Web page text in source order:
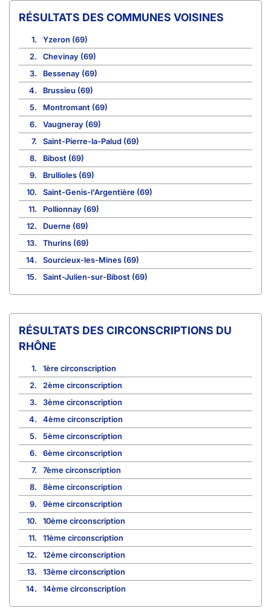
COMMUNES VOISINES
1.
Yzeron (69)
2.
Chevinay (69)
3.
Bessenay (69)
4.
Brussieu (69)
5.
Montromant (69)
6.
Vaugneray (69)
7.
Saint-Pierre-la-Palud (69)
8.
Bibost (69)
9.
Brullioles (69)
10.
Saint-Genis-l'Argentière (69)
11.
Pollionnay (69)
12.
Duerne (69)
13.
Thurins (69)
14.
Sourcieux-les-Mines (69)
15.
Saint-Julien-sur-Bibost (69)
CIRCONSCRIPTIONS DU
RHÔNE
1.
1ère circonscription
2.
2ème circonscription
3.
3ème circonscription
4.
4ème circonscription
5.
5ème circonscription
6.
6ème circonscription
7.
7ème circonscription
8.
8ème circonscription
9.
9ème circonscription
10.
10ème circonscription
11.
11ème circonscription
12.
12ème circonscription
13.
13ème circonscription
14.
14ème circonscription